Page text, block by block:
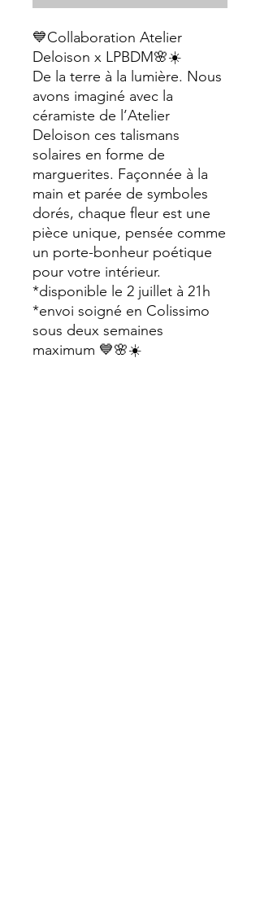
💙Collaboration Atelier
Deloison x LPBDM🌸☀️
De la terre à la lumière. Nous
avons imaginé avec la
céramiste de l’Atelier
Deloison ces talismans
solaires en forme de
marguerites. Façonnée à la
main et parée de symboles
dorés, chaque fleur est une
pièce unique, pensée comme
un porte-bonheur poétique
pour votre intérieur.
*disponible le 2 juillet à 21h
*envoi soigné en Colissimo
sous deux semaines
maximum 💙🌸☀️